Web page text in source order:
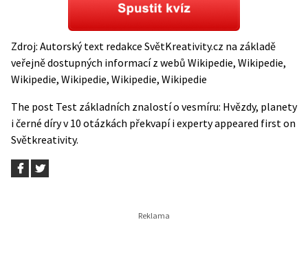
Zdroj: Autorský text redakce SvětKreativity.cz na základě
veřejně dostupných informací z webů Wikipedie, Wikipedie,
Wikipedie, Wikipedie, Wikipedie, Wikipedie
The post Test základních znalostí o vesmíru: Hvězdy, planety
i černé díry v 10 otázkách překvapí i expertyappeared first on
Světkreativity.